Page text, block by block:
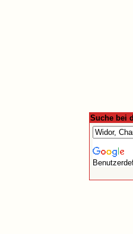
Suche bei